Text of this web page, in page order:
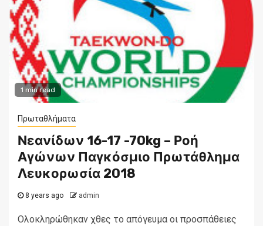
1 min read
Πρωταθλήματα
Νεανίδων 16-17 -70kg – Ροή
Αγώνων Παγκόσμιο Πρωτάθλημα
Λευκορωσία 2018
8 years ago admin
Ολοκληρώθηκαν χθες το απόγευμα οι προσπάθειες